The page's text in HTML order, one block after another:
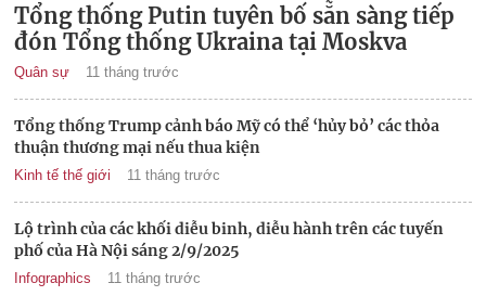
Tổng thống Putin tuyên bố sẵn sàng tiếp
đón Tổng thống Ukraina tại Moskva
Quân sự 11 tháng trước
Tổng thống Trump cảnh báo Mỹ có thể ‘hủy bỏ’ các thỏa
thuận thương mại nếu thua kiện
Kinh tế thế giới 11 tháng trước
Lộ trình của các khối diễu binh, diễu hành trên các tuyến
phố của Hà Nội sáng 2/9/2025
Infographics 11 tháng trước